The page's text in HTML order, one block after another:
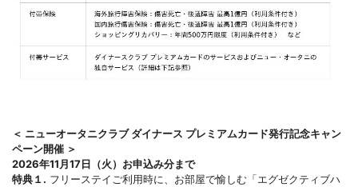
＜ ニューオータニクラブ ダイナース プレミアムカード発行記念キャン
ペーン開催 ＞
2026年11月17日（火）お申込み分まで
特典１. フリーステイご利用時に、お部屋で愉しむ「エグゼクティブハ